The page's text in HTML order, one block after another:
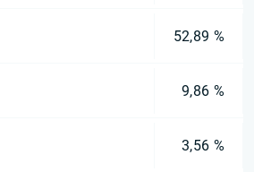
52,89 %
9,86 %
3,56 %